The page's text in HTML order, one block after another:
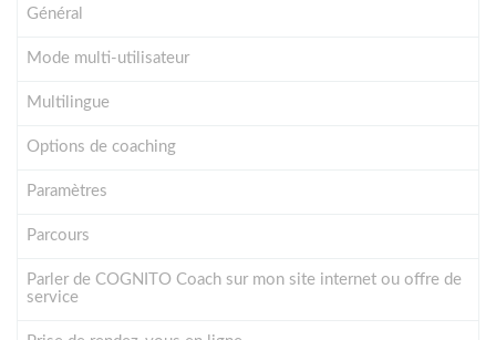
Général
Mode multi-utilisateur
Multilingue
Options de coaching
Paramètres
Parcours
Parler de COGNITO Coach sur mon site internet ou offre de
service